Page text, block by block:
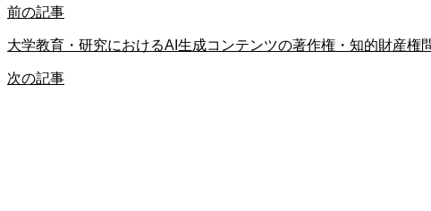
前の記事
大学教育・研究におけるAI生成コンテンツの著作権・知的財産権
次の記事